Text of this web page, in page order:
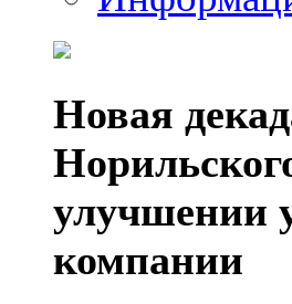
Новая
улучшении
компании